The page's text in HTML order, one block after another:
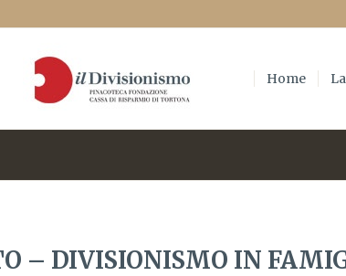
Home
– DIVISIONISMO IN